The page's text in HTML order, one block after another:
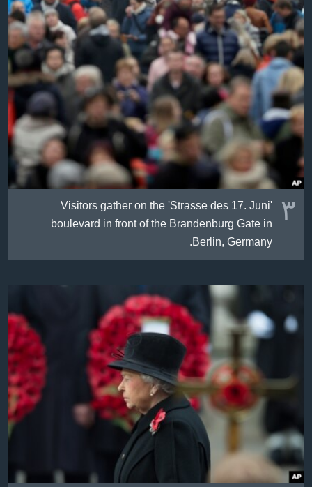
٣ Visitors gather on the 'Strasse des 17. Juni'
boulevard in front of the Brandenburg Gate in
Berlin, Germany.